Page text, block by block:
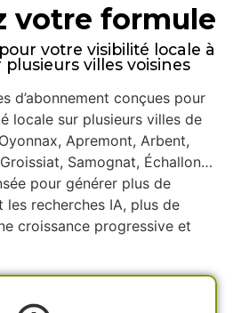
votre formule
votre visibilité locale à
villes voisines
d’abonnement conçues pour
locale sur plusieurs villes de
Apremont, Arbent,
Samognat, Échallon…
pour générer plus de
les recherches IA, plus de
croissance progressive et